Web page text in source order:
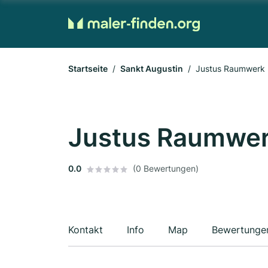
Startseite Sankt Augustin Justus Raumwerk
Justus
0.0 (0 Bewertungen)
Kontakt Info Map